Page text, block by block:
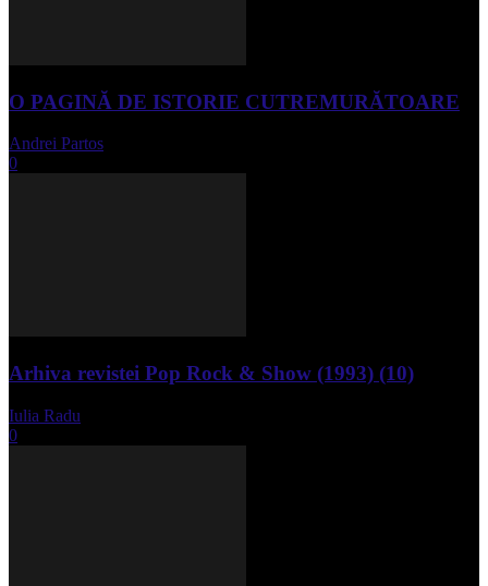
O PAGINĂ DE ISTORIE CUTREMURĂTOARE
Andrei Partos
0
Arhiva revistei Pop Rock & Show (1993) (10)
Iulia Radu
0